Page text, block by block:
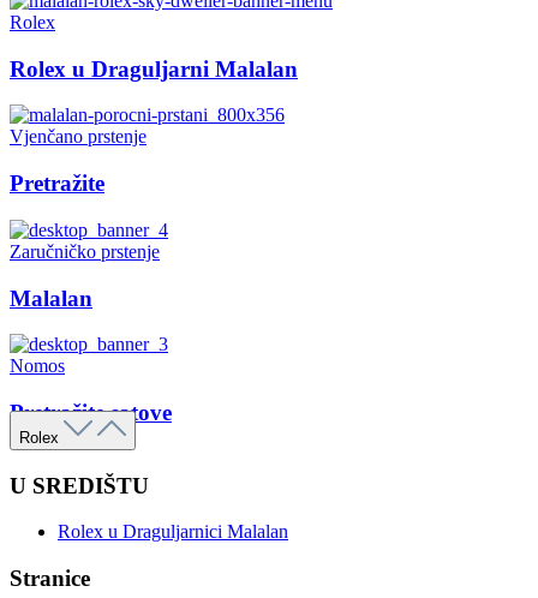
Rolex
Rolex u Draguljarni Malalan
Vjenčano prstenje
Pretražite
Zaručničko prstenje
Malalan
Nomos
Pretražite satove
Rolex
U SREDIŠTU
Rolex u Draguljarnici Malalan
Stranice